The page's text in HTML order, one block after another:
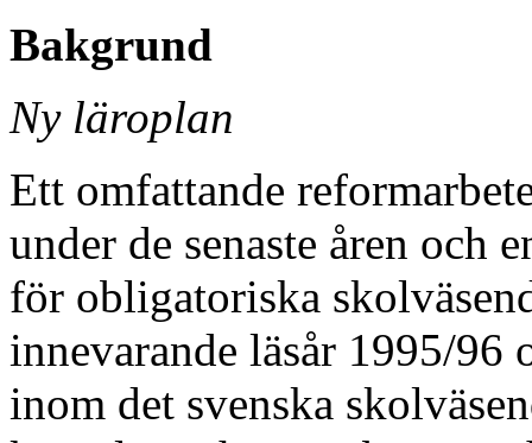
Bakgrund
Ny läroplan
Ett omfattande
under de senaste åren och
för obligatoriska
innevarande läsår 1995/96
inom det svenska